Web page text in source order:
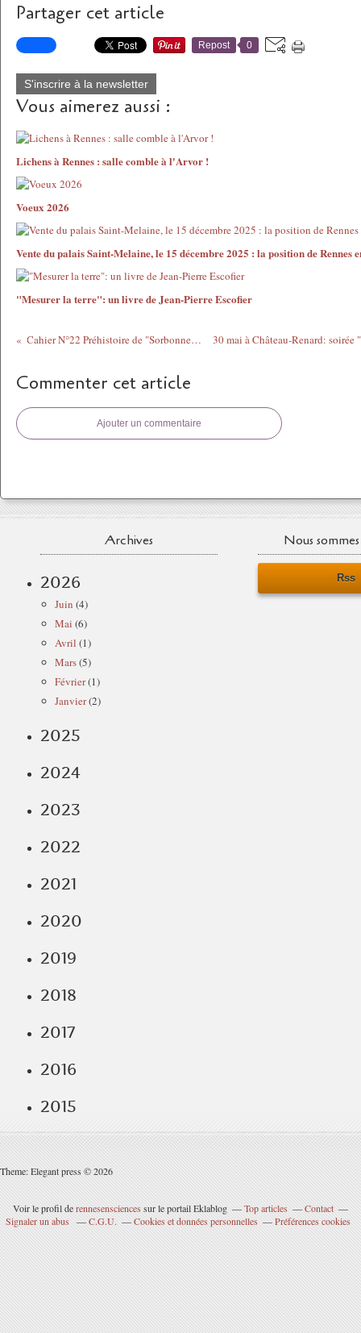
Partager cet article
Repost 0
S'inscrire à la newsletter
Vous aimerez aussi :
Lichens à Rennes : salle comble à l'Arvor !
Voeux 2026
Vente du palais Saint-Melaine, le 15 décembre 2025 : la position de Rennes
"Mesurer la terre": un livre de Jean-Pierre Escofier
Cahier N°22 Préhistoire de "Sorbonne-Plage"
Commenter cet article
Ajouter un commentaire
Archives
2026
Juin (4)
Mai (6)
Avril (1)
Mars(5)
Février(1)
Janvier(2)
2025
2024
2023
2022
2021
2020
2019
2018
2017
2016
2015
Nous
Rss
Theme: Elegant press © 2026
Voir le profil derennesensciences sur le portail Eklablog Top articles
Contact
Signaler un abus
C.G.U. Cookies et données personnelles Préférences cookies